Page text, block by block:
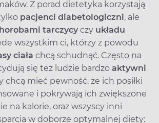
Z porad dietetyka korzystają
pacjenci diabetologiczni, ale
tarczycy czy układu
wszystkim ci, którzy z powodu
ciała chcą schudnąć. Często na
się też ludzie bardzo aktywni
chcą mieć pewność, że ich posiłki
i pokrywają ich zwiększone
na kalorie, oraz wszyscy inni
w doborze optymalnej diety: